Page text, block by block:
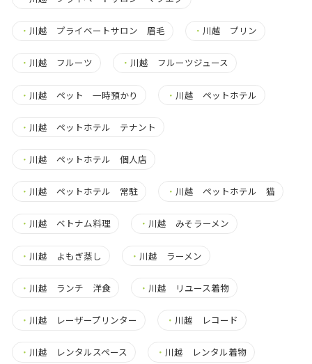
・ 川越 プライベートサロン 眉毛 ・ 川越 プリン
・ 川越 フルーツ ・ 川越 フルーツジュース
・ 川越 ペット 一時預かり ・ 川越 ペットホテル
・ 川越 ペットホテル テナント
・ 川越 ペットホテル 個人店
・ 川越 ペットホテル 常駐 ・ 川越 ペットホテル 猫
・ 川越 ベトナム料理 ・ 川越 みそラーメン
・ 川越 よもぎ蒸し ・ 川越 ラーメン
・ 川越 ランチ 洋食 ・ 川越 リユース着物
・ 川越 レーザープリンター ・ 川越 レコード
・ 川越 レンタルスペース ・ 川越 レンタル着物